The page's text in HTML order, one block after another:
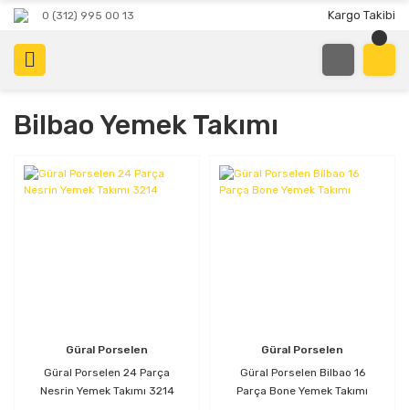
0 (312) 995 00 13 Kargo Takibi
Bilbao Yemek Takımı
Güral Porselen
Güral Porselen 24 Parça
Nesrin Yemek Takımı 3214
Güral Porselen
Güral Porselen Bilbao 16
Parça Bone Yemek Takımı